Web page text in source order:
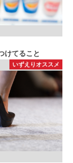
けてること
いずえりオススメ